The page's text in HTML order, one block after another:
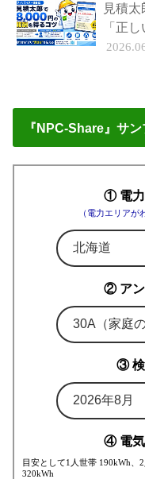
見積
「正
『NPC-Share』サ